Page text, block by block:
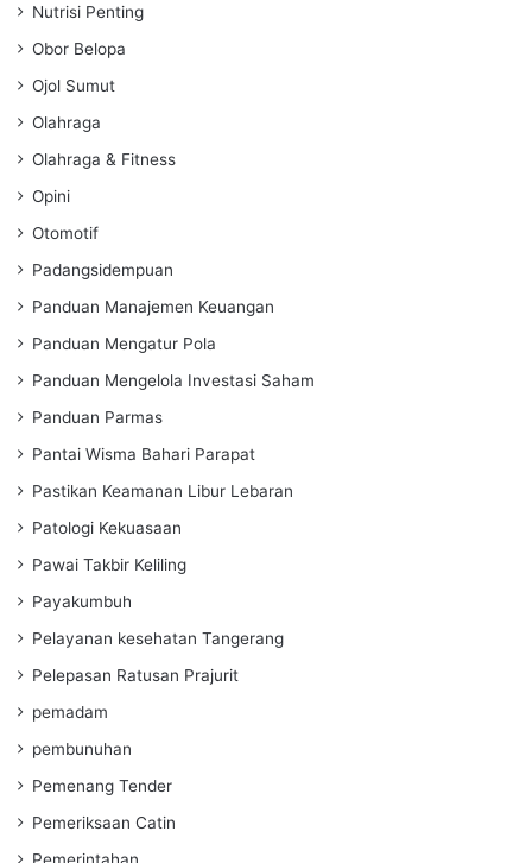
Nutrisi Penting
Obor Belopa
Ojol Sumut
Olahraga
Olahraga & Fitness
Opini
Otomotif
Padangsidempuan
Panduan Manajemen Keuangan
Panduan Mengatur Pola
Panduan Mengelola Investasi Saham
Panduan Parmas
Pantai Wisma Bahari Parapat
Pastikan Keamanan Libur Lebaran
Patologi Kekuasaan
Pawai Takbir Keliling
Payakumbuh
Pelayanan kesehatan Tangerang
Pelepasan Ratusan Prajurit
pemadam
pembunuhan
Pemenang Tender
Pemeriksaan Catin